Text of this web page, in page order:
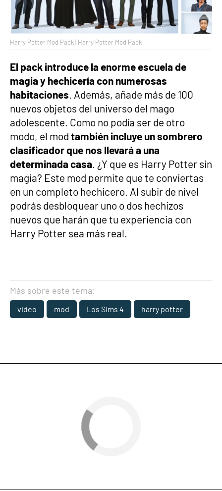
Harry Potter Mod Pack | Harry Potter Mod Pack
El pack introduce la enorme escuela de
magia y hechicería con numerosas
habitaciones . Además, añade más de 100
nuevos objetos del universo del mago
adolescente. Como no podía ser de otro
modo, el mod también incluye un sombrero
clasificador que nos llevará a una
determinada casa . ¿Y que es Harry Potter sin
magia? Este mod permite que te conviertas
en un completo hechicero. Al subir de nivel
podrás desbloquear uno o dos hechizos
nuevos que harán que tu experiencia con
Harry Potter sea más real.
Más sobre este tema:
video mod Los Sims 4 harry potter